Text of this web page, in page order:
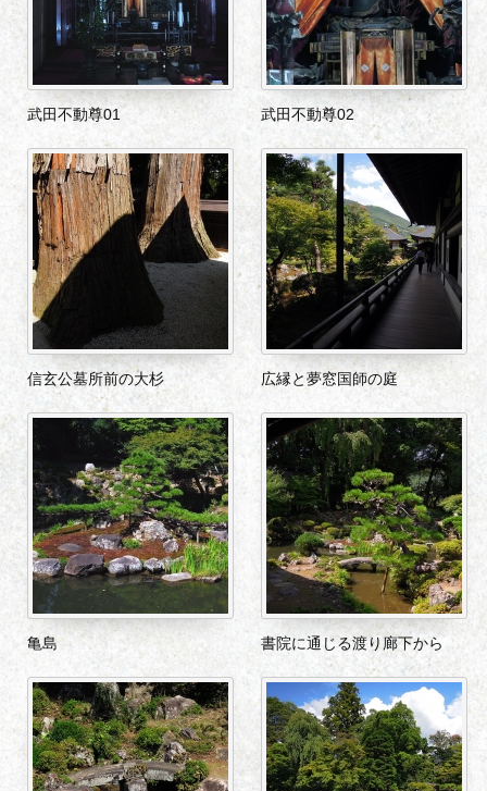
武田不動尊01 武田不動尊02
信玄公墓所前の大杉 広縁と夢窓国師の庭
亀島 書院に通じる渡り廊下から